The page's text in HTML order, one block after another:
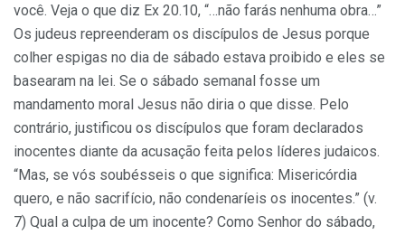
você. Veja o que diz Ex 20.10, “…não farás nenhuma obra…”
Os judeus repreenderam os discípulos de Jesus porque
colher espigas no dia de sábado estava proibido e eles se
basearam na lei. Se o sábado semanal fosse um
mandamento moral Jesus não diria o que disse. Pelo
contrário, justificou os discípulos que foram declarados
inocentes diante da acusação feita pelos líderes judaicos.
“Mas, se vós soubésseis o que significa: Misericórdia
quero, e não sacrifício, não condenaríeis os inocentes.” (v.
7) Qual a culpa de um inocente? Como Senhor do sábado,